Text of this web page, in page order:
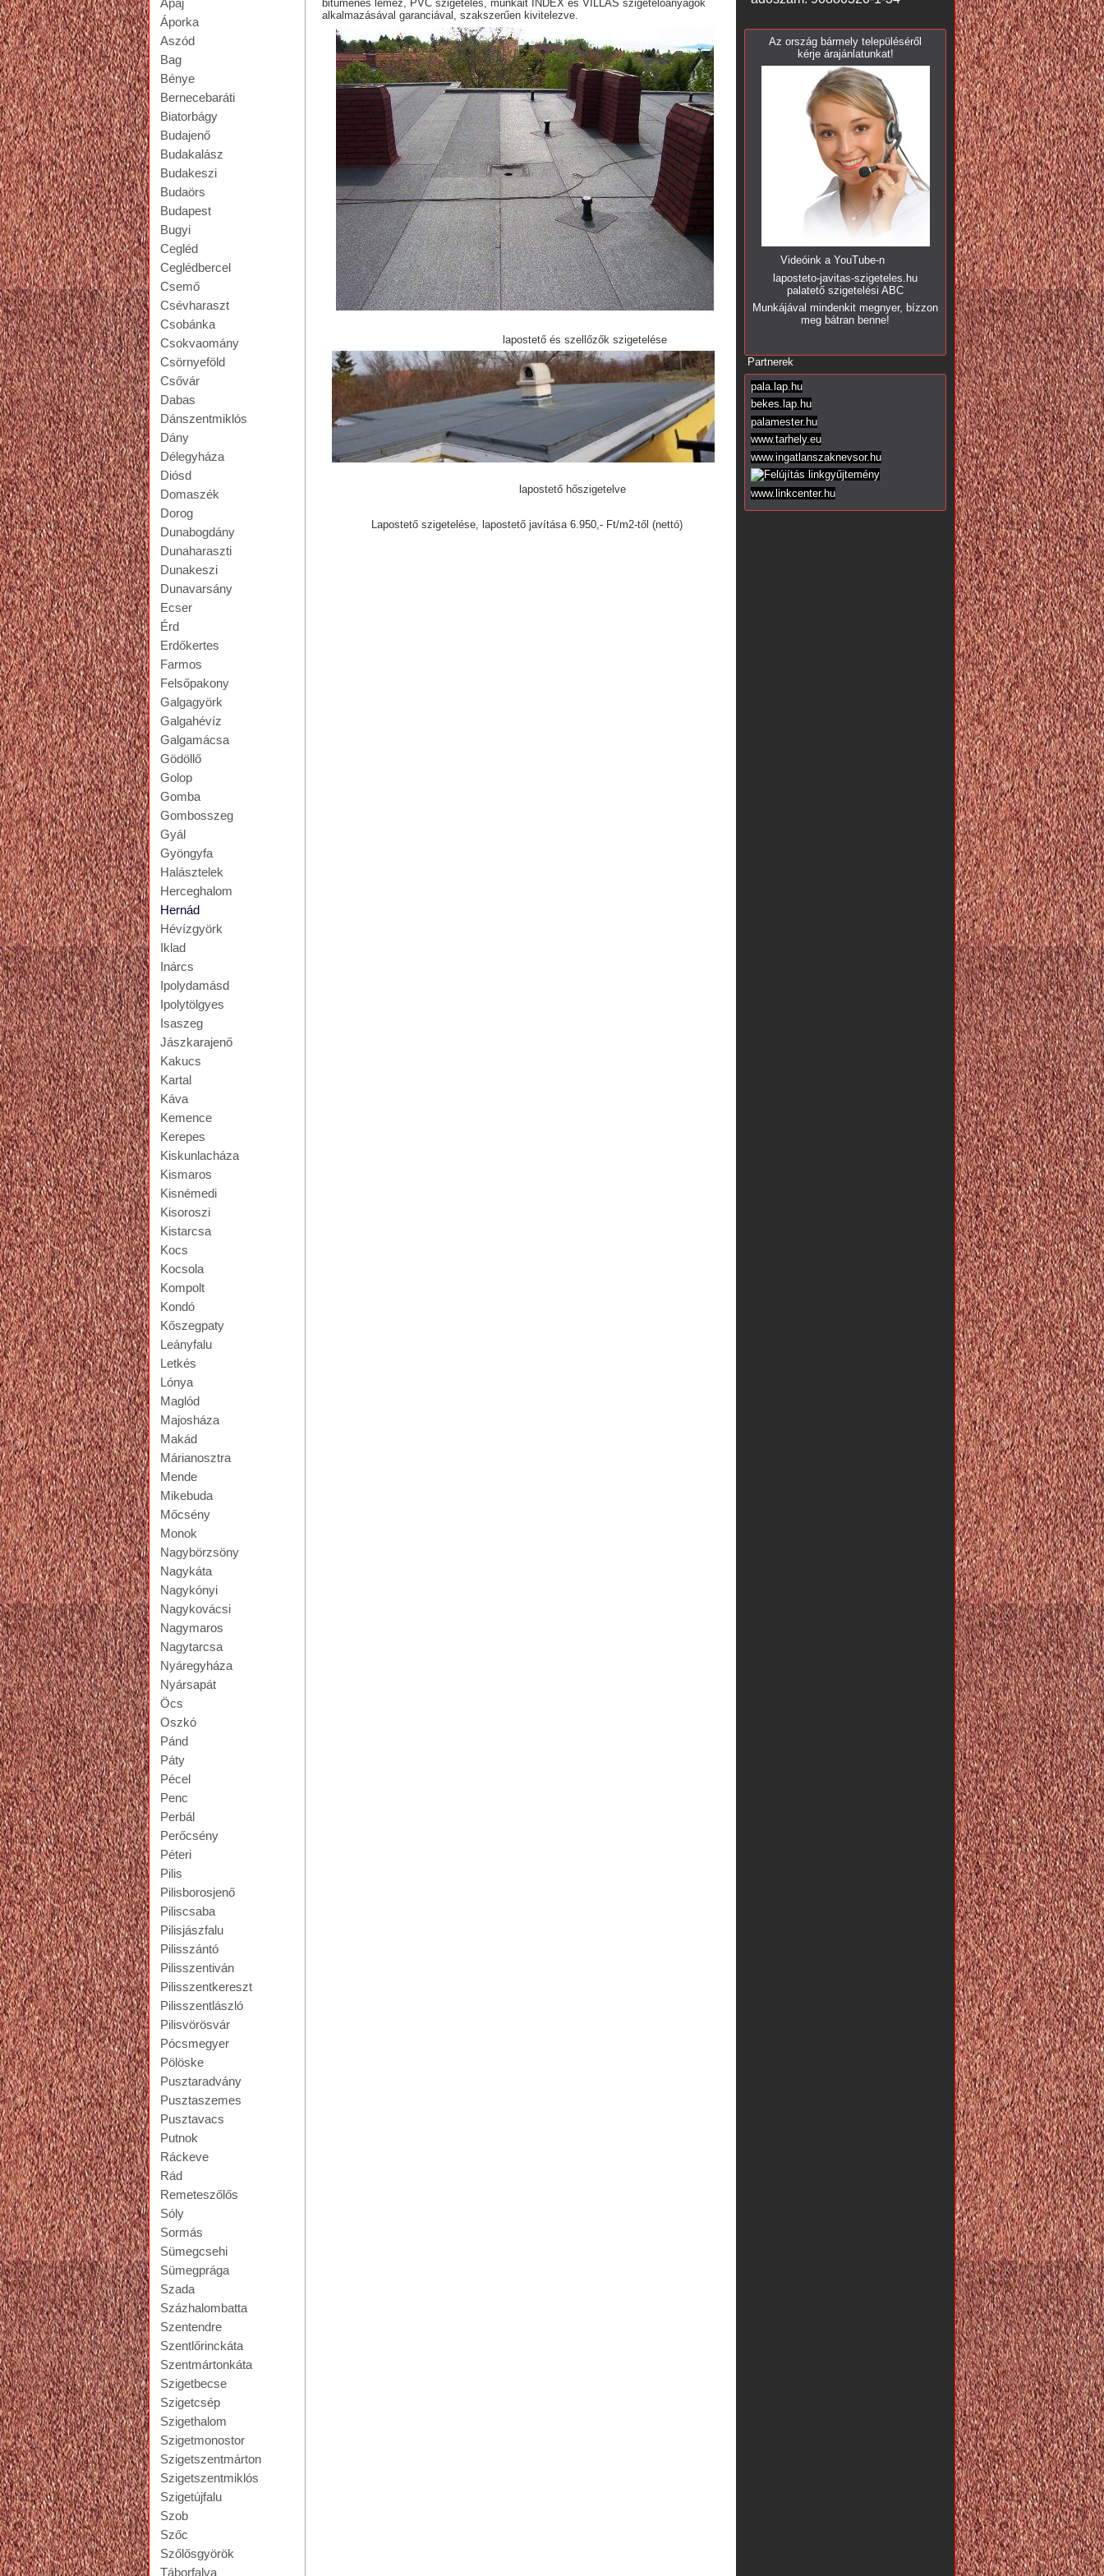
Apaj
Áporka
Aszód
Bag
Bénye
Bernecebaráti
Biatorbágy
Budajenő
Budakalász
Budakeszi
Budaörs
Budapest
Bugyi
Cegléd
Ceglédbercel
Csemő
Csévharaszt
Csobánka
Csokvaomány
Csörnyeföld
Csővár
Dabas
Dánszentmiklós
Dány
Délegyháza
Diósd
Domaszék
Dorog
Dunabogdány
Dunaharaszti
Dunakeszi
Dunavarsány
Ecser
Érd
Erdőkertes
Farmos
Felsőpakony
Galgagyörk
Galgahévíz
Galgamácsa
Gödöllő
Golop
Gomba
Gombosszeg
Gyál
Gyöngyfa
Halásztelek
Herceghalom
Hernád
Hévízgyörk
Iklad
Inárcs
Ipolydamásd
Ipolytölgyes
Isaszeg
Jászkarajenő
Kakucs
Kartal
Káva
Kemence
Kerepes
Kiskunlacháza
Kismaros
Kisnémedi
Kisoroszi
Kistarcsa
Kocs
Kocsola
Kompolt
Kondó
Kőszegpaty
Leányfalu
Letkés
Lónya
Maglód
Majosháza
Makád
Márianosztra
Mende
Mikebuda
Mőcsény
Monok
Nagybörzsöny
Nagykáta
Nagykónyi
Nagykovácsi
Nagymaros
Nagytarcsa
Nyáregyháza
Nyársapát
Öcs
Oszkó
Pánd
Páty
Pécel
Penc
Perbál
Perőcsény
Péteri
Pilis
Pilisborosjenő
Piliscsaba
Pilisjászfalu
Pilisszántó
Pilisszentiván
Pilisszentkereszt
Pilisszentlászló
Pilisvörösvár
Pócsmegyer
Pölöske
Pusztaradvány
Pusztaszemes
Pusztavacs
Putnok
Ráckeve
Rád
Remeteszőlős
Sóly
Sormás
Sümegcsehi
Sümegprága
Szada
Százhalombatta
Szentendre
Szentlőrinckáta
Szentmártonkáta
Szigetbecse
Szigetcsép
Szigethalom
Szigetmonostor
Szigetszentmárton
Szigetszentmiklós
Szigetújfalu
Szob
Szőc
Szőlősgyörök
Táborfalva
bitumenes lemez, PVC szigetelés, munkáit INDEX és VILLAS szigetelőanyagok
alkalmazásával garanciával, szakszerűen kivitelezve.
lapostető és szellőzők szigetelése
lapostető hőszigetelve
Lapostető szigetelése, lapostető javítása 6.950,- Ft/m2-től (nettó)
Az ország bármely településéről
kérje árajánlatunkat!
Videóink a YouTube-n
laposteto-javitas-szigeteles.hu
palatető szigetelési ABC
Munkájával mindenkit megnyer, bízzon
meg bátran benne!
Partnerek
pala.lap.hu
bekes.lap.hu
palamester.hu
www.tarhely.eu
www.ingatlanszaknevsor.hu
www.linkcenter.hu